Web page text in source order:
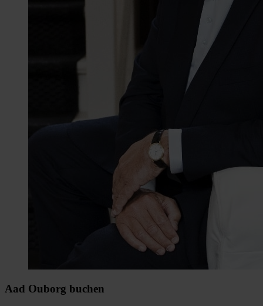
Aad Ouborg buchen